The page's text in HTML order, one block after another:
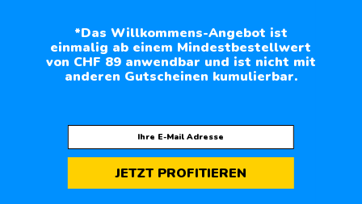
*Das Willkommens-Angebot ist
einmalig ab einem Mindestbestellwert
von CHF 89 anwendbar und ist nicht mit
anderen Gutscheinen kumulierbar.
JETZT PROFITIEREN